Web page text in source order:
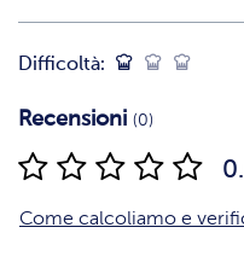
Difficoltà:
Recensioni (0)
Come calcoliamo e